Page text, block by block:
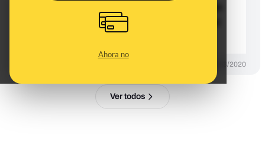
Ahora no
cerrado en ningún momento pero sí
han derivado algunos pacientes
21/03/2020
Ver todos